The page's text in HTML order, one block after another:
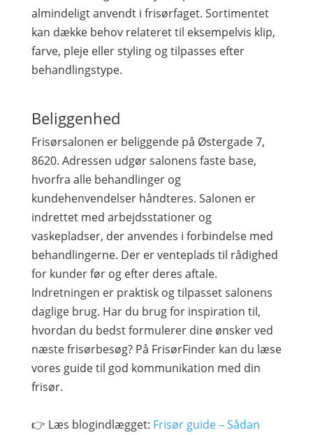
almindeligt anvendt i frisørfaget. Sortimentet
kan dække behov relateret til eksempelvis klip,
farve, pleje eller styling og tilpasses efter
behandlingstype.
Beliggenhed
Frisørsalonen er beliggende på Østergade 7,
8620. Adressen udgør salonens faste base,
hvorfra alle behandlinger og
kundehenvendelser håndteres. Salonen er
indrettet med arbejdsstationer og
vaskepladser, der anvendes i forbindelse med
behandlingerne. Der er venteplads til rådighed
for kunder før og efter deres aftale.
Indretningen er praktisk og tilpasset salonens
daglige brug. Har du brug for inspiration til,
hvordan du bedst formulerer dine ønsker ved
næste frisørbesøg? På FrisørFinder kan du læse
vores guide til god kommunikation med din
frisør.
👉 Læs blogindlægget: Frisør guide – Sådan